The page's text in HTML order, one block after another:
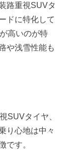
路重視SUVタ
ドに特化して
高いのが特
や浅雪性能も
SUVタイヤ、
り心地は中々
です。